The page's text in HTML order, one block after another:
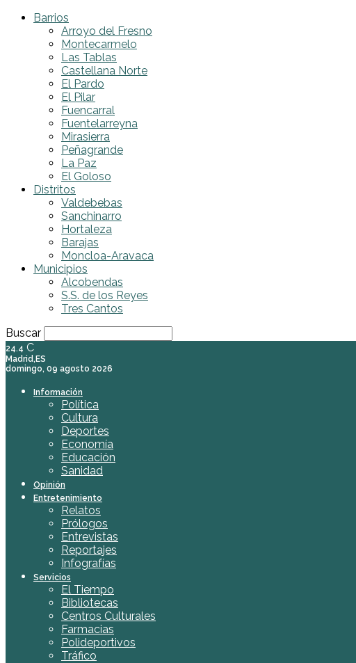
Barrios
Arroyo del Fresno
Montecarmelo
Las Tablas
Castellana Norte
El Pardo
El Pilar
Fuencarral
Fuentelarreyna
Mirasierra
Peñagrande
La Paz
El Goloso
Distritos
Valdebebas
Sanchinarro
Hortaleza
Barajas
Moncloa-Aravaca
Municipios
Alcobendas
S.S. de los Reyes
Tres Cantos
Buscar
24.4 C
Madrid,ES
domingo, 09 agosto 2026
Información
Política
Cultura
Deportes
Economía
Educación
Sanidad
Opinión
Entretenimiento
Relatos
Prólogos
Entrevistas
Reportajes
Infografías
Servicios
El Tiempo
Bibliotecas
Centros Culturales
Farmacias
Polideportivos
Tráfico